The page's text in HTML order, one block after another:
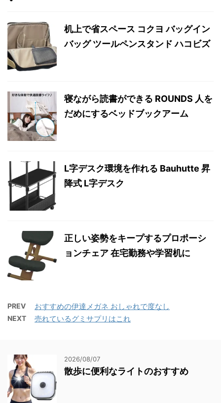
机上で省スペース コクヨ バッグイン
バッグ ツールペンスタンド ハコビズ
寝ながら読書ができる ROUNDS 人を
だめにするベッドブックアーム
L字デスク環境を作れる Bauhutte 昇
降式 L字デスク
正しい姿勢をキープするプロポーシ
ョンチェア 在宅勤務や学習机に
PREV おすすめの伊達メガネ おしゃれで度なし
NEXT 売れているグミサプリはこれ
2026/08/07
散歩に便利なライトのおすすめ